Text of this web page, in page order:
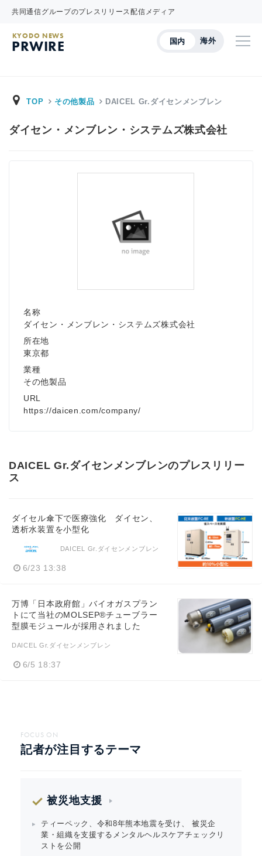
共同通信グループのプレスリリース配信メディア
国内 海外
KYODO NEWS
PRWIRE
TOP その他製品 DAICEL Gr.ダイセンメンブレン
ダイセン・メンブレン・システムズ株式会社
名称
ダイセン・メンブレン・システムズ株式会社
所在地
東京都
業種
その他製品
URL
https://daicen.com/company/
DAICEL Gr.ダイセンメンブレンのプレスリリー
ス
ダイセル傘下で医療強化 ダイセン、
透析水装置を小型化
DAICEL Gr.ダイセンメンブレン
6/23 13:38
万博「日本政府館」バイオガスプラン
トにて当社のMOLSEP®チューブラー
型膜モジュールが採用されました
DAICEL Gr.ダイセンメンブレン
6/5 18:37
FOCUS ON
記者が注目するテーマ
被災地支援
ティーペック、令和8年熊本地震を受け、 被災企
業・組織を支援するメンタルヘルスケアチェックリ
ストを公開